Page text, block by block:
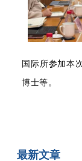
国际所参加本
博士等。
最新文章